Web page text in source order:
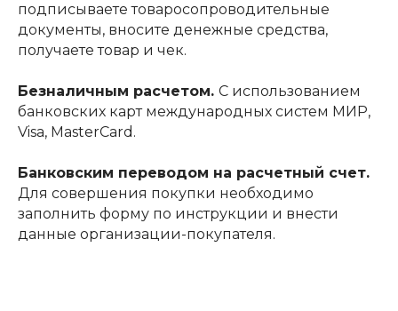
подписываете товаросопроводительные
документы, вносите денежные средства,
получаете товар и чек.
Безналичным расчетом. С использованием
банковских карт международных систем МИР,
Visa, MasterCard.
Банковским переводом на расчетный счет.
Для совершения покупки необходимо
заполнить форму по инструкции и внести
данные организации-покупателя.